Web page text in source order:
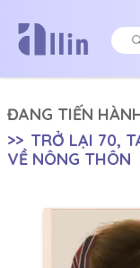
ĐANG TIẾN
>> TRỞ LẠI 70,
VỀ NÔNG THÔN